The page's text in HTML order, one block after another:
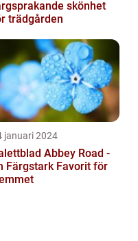
skönhet
trädgården
januari 2024
Abbey Road -
Färgstark Favorit för